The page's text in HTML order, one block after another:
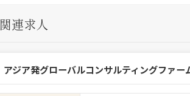
関連求人
アジア発グローバルコンサルティングファー